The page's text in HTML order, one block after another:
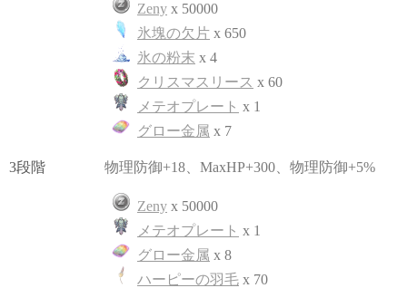
Zeny x 50000
氷塊の欠片 x 650
氷の粉末 x 4
クリスマスリース x 60
メテオプレート x 1
グロー金属 x 7
3段階 物理防御+18、MaxHP+300、物理防御+5%
Zeny x 50000
メテオプレート x 1
グロー金属 x 8
ハーピーの羽毛 x 70